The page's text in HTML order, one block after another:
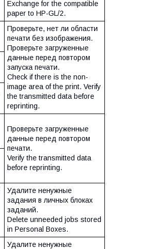
Exchange for the compatible
paper to HP-GL/2.
Проверьте, нет ли области
печати без изображения.
Проверьте загруженные
данные перед повтором
запуска печати.
Check if there is the non-
image area of the print. Verify
the transmitted data before
reprinting.
Проверьте загруженные
данные перед повтором
печати.
Verify the transmitted data
before reprinting.
Удалите ненужные
задания в личных блоках
заданий.
Delete unneeded jobs stored
in Personal Boxes.
Удалите ненужные